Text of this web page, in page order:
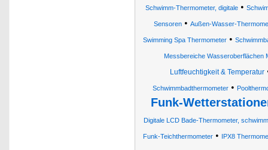
Schwimm-Thermometer, digitale•
Sensoren• Außen-Wasser-
Swimming Spa Thermometer •
Messbereiche Wasseroberflächen
Luftfeuchtigkeit & Temperatur
Schwimmbadthermometer •
Funk-
Digitale LCD Bade-Thermometer,
Funk-Teichthermometer• IPX8